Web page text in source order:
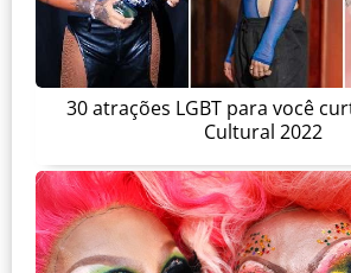
30 atrações LGBT para você
Cultural 2022